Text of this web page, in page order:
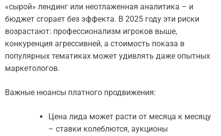
«сырой» лендинг или неотлаженная аналитика – и
бюджет сгорает без эффекта. В 2025 году эти риски
возрастают: профессионализм игроков выше,
конкуренция агрессивней, а стоимость показа в
популярных тематиках может удивлять даже опытных
маркетологов.
Важные нюансы платного продвижения:
Цена лида может расти от месяца к месяцу
– ставки колеблются, аукционы